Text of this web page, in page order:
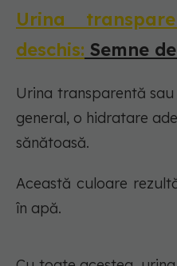
Urina
deschis: Semne
Urina transparentă
general, o hidratare
sănătoasă.
Această culoare
în apă.